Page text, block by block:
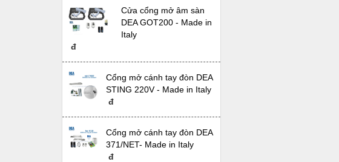
Cửa cổng mở âm sàn
DEA GOT200 - Made in
Italy
đ
Cổng mở cánh tay đòn DEA
STING 220V - Made in Italy
đ
Cổng mở cánh tay đòn DEA
371/NET- Made in Italy
đ